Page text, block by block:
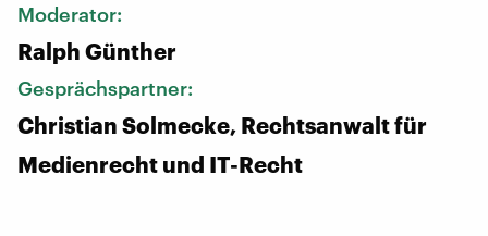
Moderator:
Ralph Günther
Gesprächspartner:
Christian Solmecke, Rechtsanwalt für
Medienrecht und IT-Recht